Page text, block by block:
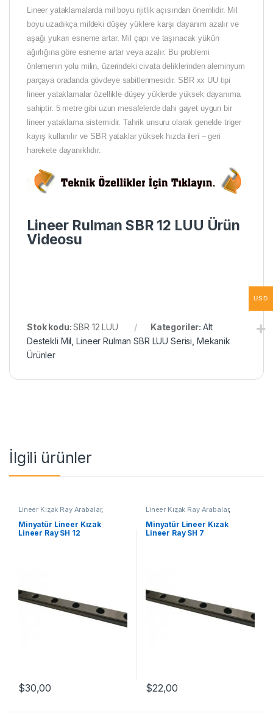
Lineer yataklamalarda mil boyu rijitlik açısından önemlidir. Mil
boyu uzadıkça mildeki düşey yüklere karşı dayanım azalır ve
aşağı yukarı esneme artar. Mil çapı ve taşınacak yükün
ağırlığına göre esneme artar veya azalır. Bu problemi
önlemenin yolu milin, üzerindeki civata deliklerinden aleminyum
parçaya oradanda gövdeye sabitlenmesidir. SBR xx UU tipi
lineer yataklamalar özellikle düşey yüklerde yüksek dayanıma
sahiptir. 5 metre gibi uzun mesafelerde dahi gayet uygun bir
lineer yataklama sistemidir. Tahrik unsuru olarak genelde triger
kayış kullanılır ve SBR yataklar yüksek hızda ileri – geri
harekete dayanıklıdır.
Lineer Rulman SBR 12 LUU Ürün
Videosu
Stok kodu:SBR 12 LUU Kategoriler: Alt
Destekli Mil ,Lineer Rulman SBR LUU Serisi Mekanik
Ürünler
İlgili ürünler
Lineer Kızak Ray Arabalar,
Mekanik Ürünler, Minyatür Lineer
Kızak Lineer Ray SH Serisi
Minyatür Lineer Kızak
Lineer Ray SH 12
$30,00
Lineer Kızak Ray Arabalar,
Mekanik Ürünler, Minyatür Lineer
Kızak Lineer Ray SH Serisi
Minyatür Lineer Kızak
Lineer Ray SH 7
$22,00
USD